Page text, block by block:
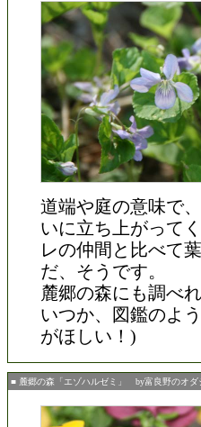
道端や庭の意味で
いに立ち上がって
レの仲間と比べて
だ、そうです。
麓郷の森にも調べ
いつか、図鑑のよ
がほしい！)
■ 麓郷の森「エゾハルゼミ」 by富良野のオダ